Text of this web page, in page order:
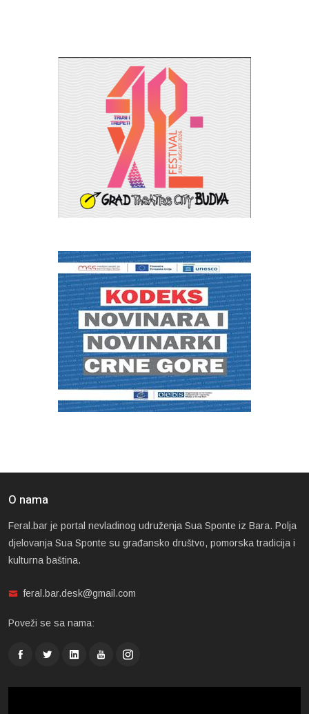
O nama
Feral.bar je portal nevladinog udruženja Sua Sponte iz Bara. Polja
djelovanja Sua Sponte su građansko društvo, pomorska tradicija i
kulturna baština.
feral.bar.desk@gmail.com
Poveži se sa nama: